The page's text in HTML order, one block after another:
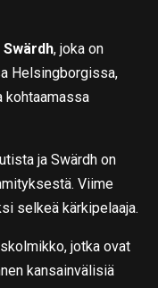
, joka on
Helsingborgissa,
kohtaamassa
ja Swärdh on
Viime
selkeä kärkipelaaja.
jotka ovat
kansainvälisiä